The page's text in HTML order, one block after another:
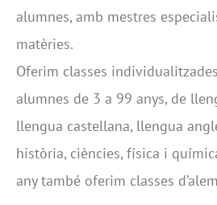
alumnes, amb mestres
matèries.
Oferim classes
alumnes de 3 a 99 anys, de
llengua castellana, llengua
història, ciències, física i
any també oferim classes